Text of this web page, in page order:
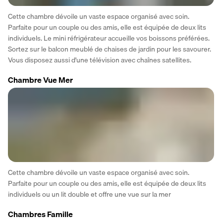
Cette chambre dévoile un vaste espace organisé avec soin.
Parfaite pour un couple ou des amis, elle est équipée de deux lits
individuels. Le mini réfrigérateur accueille vos boissons préférées.
Sortez sur le balcon meublé de chaises de jardin pour les savourer.
Vous disposez aussi d'une télévision avec chaînes satellites.
Chambre Vue Mer
Cette chambre dévoile un vaste espace organisé avec soin.
Parfaite pour un couple ou des amis, elle est équipée de deux lits
individuels ou un lit double et offre une vue sur la mer
Chambres Famille